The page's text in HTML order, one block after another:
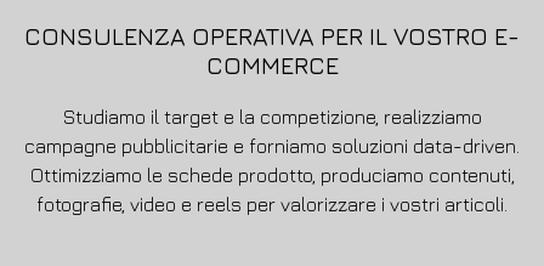
CONSULENZA OPERATIVA PER IL VOSTRO E-
COMMERCE
Studiamo il target e la competizione, realizziamo
campagne pubblicitarie e forniamo soluzioni data-driven.
Ottimizziamo le schede prodotto, produciamo contenuti,
fotografie, video e reels per valorizzare i vostri articoli.